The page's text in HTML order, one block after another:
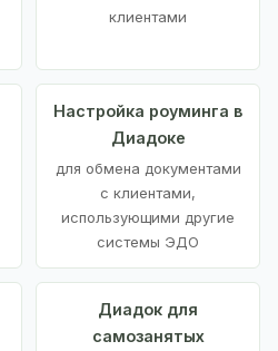
клиентами
Настройка роуминга в
Диадоке
для обмена документами
с клиентами,
использующими другие
системы ЭДО
Диадок для
самозанятых